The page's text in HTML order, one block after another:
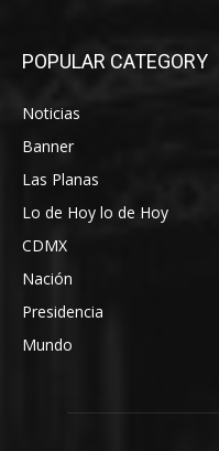
POPULAR CATEGORY
Noticias
Banner
Las Planas
Lo de Hoy lo de Hoy
CDMX
Nación
Presidencia
Mundo